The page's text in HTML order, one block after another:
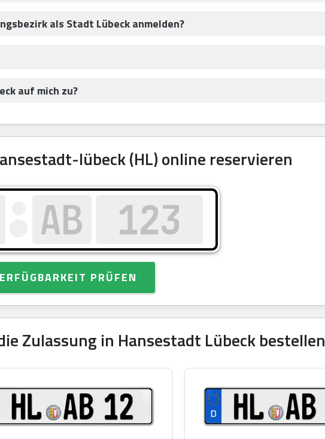
als Stadt Lübeck anmelden?
auf mich zu?
lübeck (HL) online reservieren
PRÜFEN
Zulassung in Hansestadt Lübeck bestellen